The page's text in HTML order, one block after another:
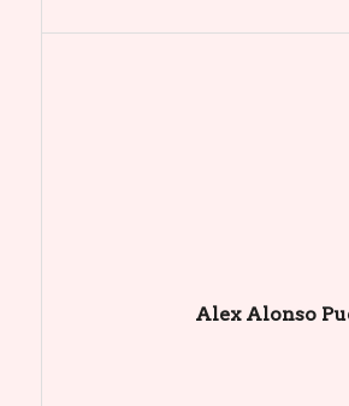
Alex Alonso